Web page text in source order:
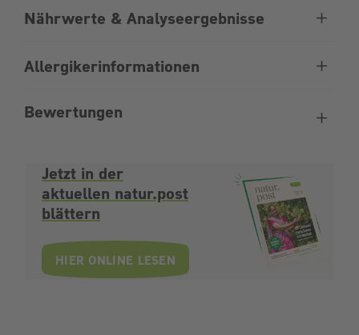
Nährwerte & Analyseergebnisse
Allergikerinformationen
Bewertungen
Jetzt in der
aktuellen natur.post
blättern
HIER ONLINE LESEN